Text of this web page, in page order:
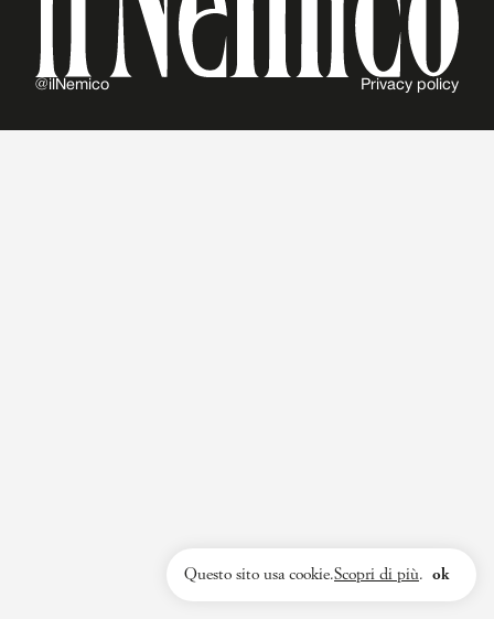
@ilNemico Privacy policy
Questo sito usa cookie.Scopri di più. ok